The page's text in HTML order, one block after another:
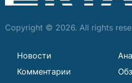
Copyright © 2026. All rights
Новости
Комментарии